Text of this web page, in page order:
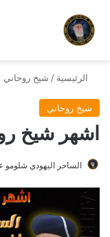
الرئيسية / شيخ روحاني
شيخ روحاني
اشهر شيخ
الساحر اليهودي شلومو